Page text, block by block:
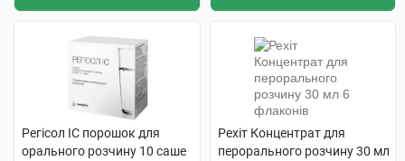
Регісол ІС порошок для
орального розчину 10 саше
Рехіт Концентрат для
перорального розчину 30 мл